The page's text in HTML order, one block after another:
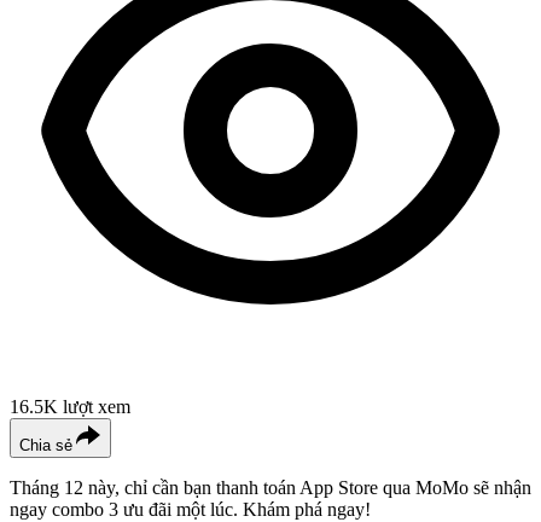
16.5K lượt xem
Chia sẻ
Tháng 12 này, chỉ cần bạn thanh toán App Store qua MoMo sẽ nhận
ngay combo 3 ưu đãi một lúc. Khám phá ngay!